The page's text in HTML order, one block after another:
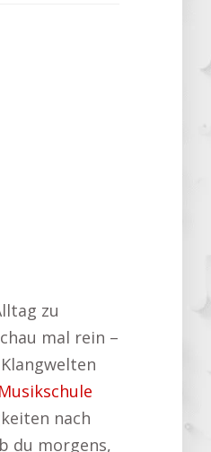
zu
mal rein –
Musikschule
nach
du morgens,